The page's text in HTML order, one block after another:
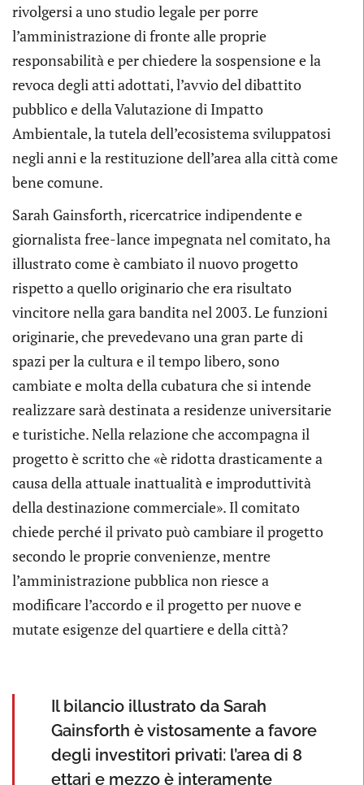
rivolgersi a uno studio legale per porre
l’amministrazione di fronte alle proprie
responsabilità e per chiedere la sospensione e la
revoca degli atti adottati, l’avvio del dibattito
pubblico e della Valutazione di Impatto
Ambientale, la tutela dell’ecosistema sviluppatosi
negli anni e la restituzione dell’area alla città come
bene comune.
Sarah Gainsforth, ricercatrice indipendente e
giornalista free-lance impegnata nel comitato, ha
illustrato come è cambiato il nuovo progetto
rispetto a quello originario che era risultato
vincitore nella gara bandita nel 2003. Le funzioni
originarie, che prevedevano una gran parte di
spazi per la cultura e il tempo libero, sono
cambiate e molta della cubatura che si intende
realizzare sarà destinata a residenze universitarie
e turistiche. Nella relazione che accompagna il
progetto è scritto che «è ridotta drasticamente a
causa della attuale inattualità e improduttività
della destinazione commerciale». Il comitato
chiede perché il privato può cambiare il progetto
secondo le proprie convenienze, mentre
l’amministrazione pubblica non riesce a
modificare l’accordo e il progetto per nuove e
mutate esigenze del quartiere e della città?
Il bilancio illustrato da Sarah
Gainsforth è vistosamente a favore
degli investitori privati: l’area di 8
ettari e mezzo è interamente